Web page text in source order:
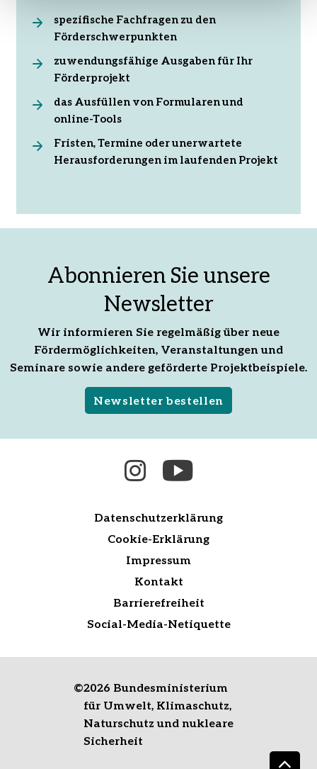
spezifische Fachfragen zu den
Förderschwerpunkten
zuwendungsfähige Ausgaben für Ihr
Förderprojekt
das Ausfüllen von Formularen und
online-Tools
Fristen, Termine oder unerwartete
Herausforderungen im laufenden Projekt
Abonnieren Sie unsere
Newsletter
Wir informieren Sie regelmäßig über neue
Fördermöglichkeiten, Veranstaltungen und
Seminare sowie andere geförderte Projektbeispiele.
Newsletter bestellen
Datenschutzerklärung
Cookie-Erklärung
Impressum
Kontakt
Barrierefreiheit
Social-Media-Netiquette
©2026 Bundesministerium
für Umwelt, Klimaschutz,
Naturschutz und nukleare
Sicherheit